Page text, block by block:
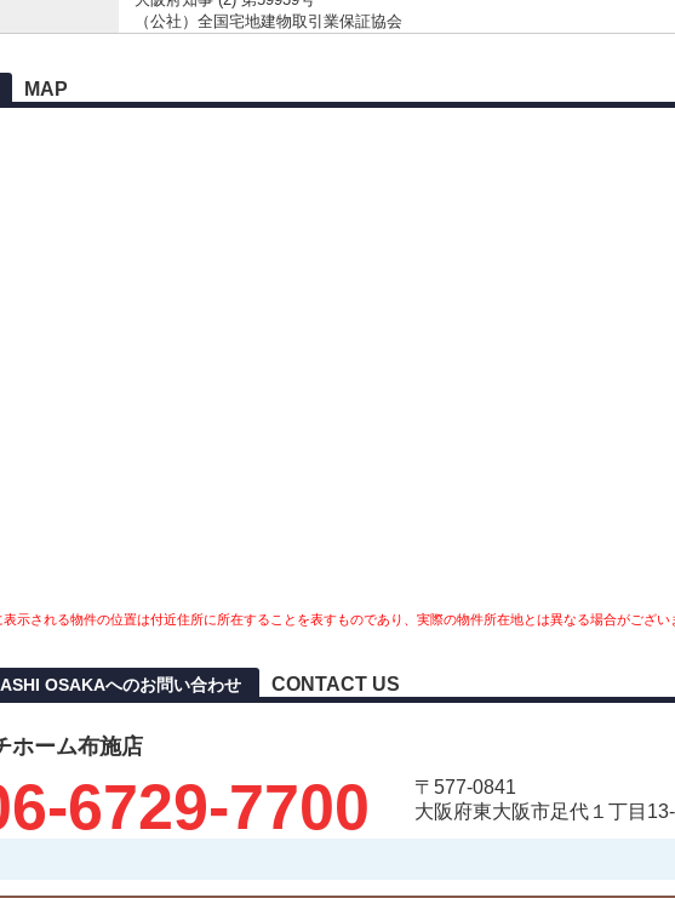
（公社）全国宅地建物取引業保証協会
MAP
示される物件の位置は付近住所に所在することを表すものであり、実際の物件所在地とは異なる場合がござい
OSAKAへのお問い合わせ CONTACT US
ホーム布施店
6729-7700
〒577-0841
大阪府東大阪市足代１丁目